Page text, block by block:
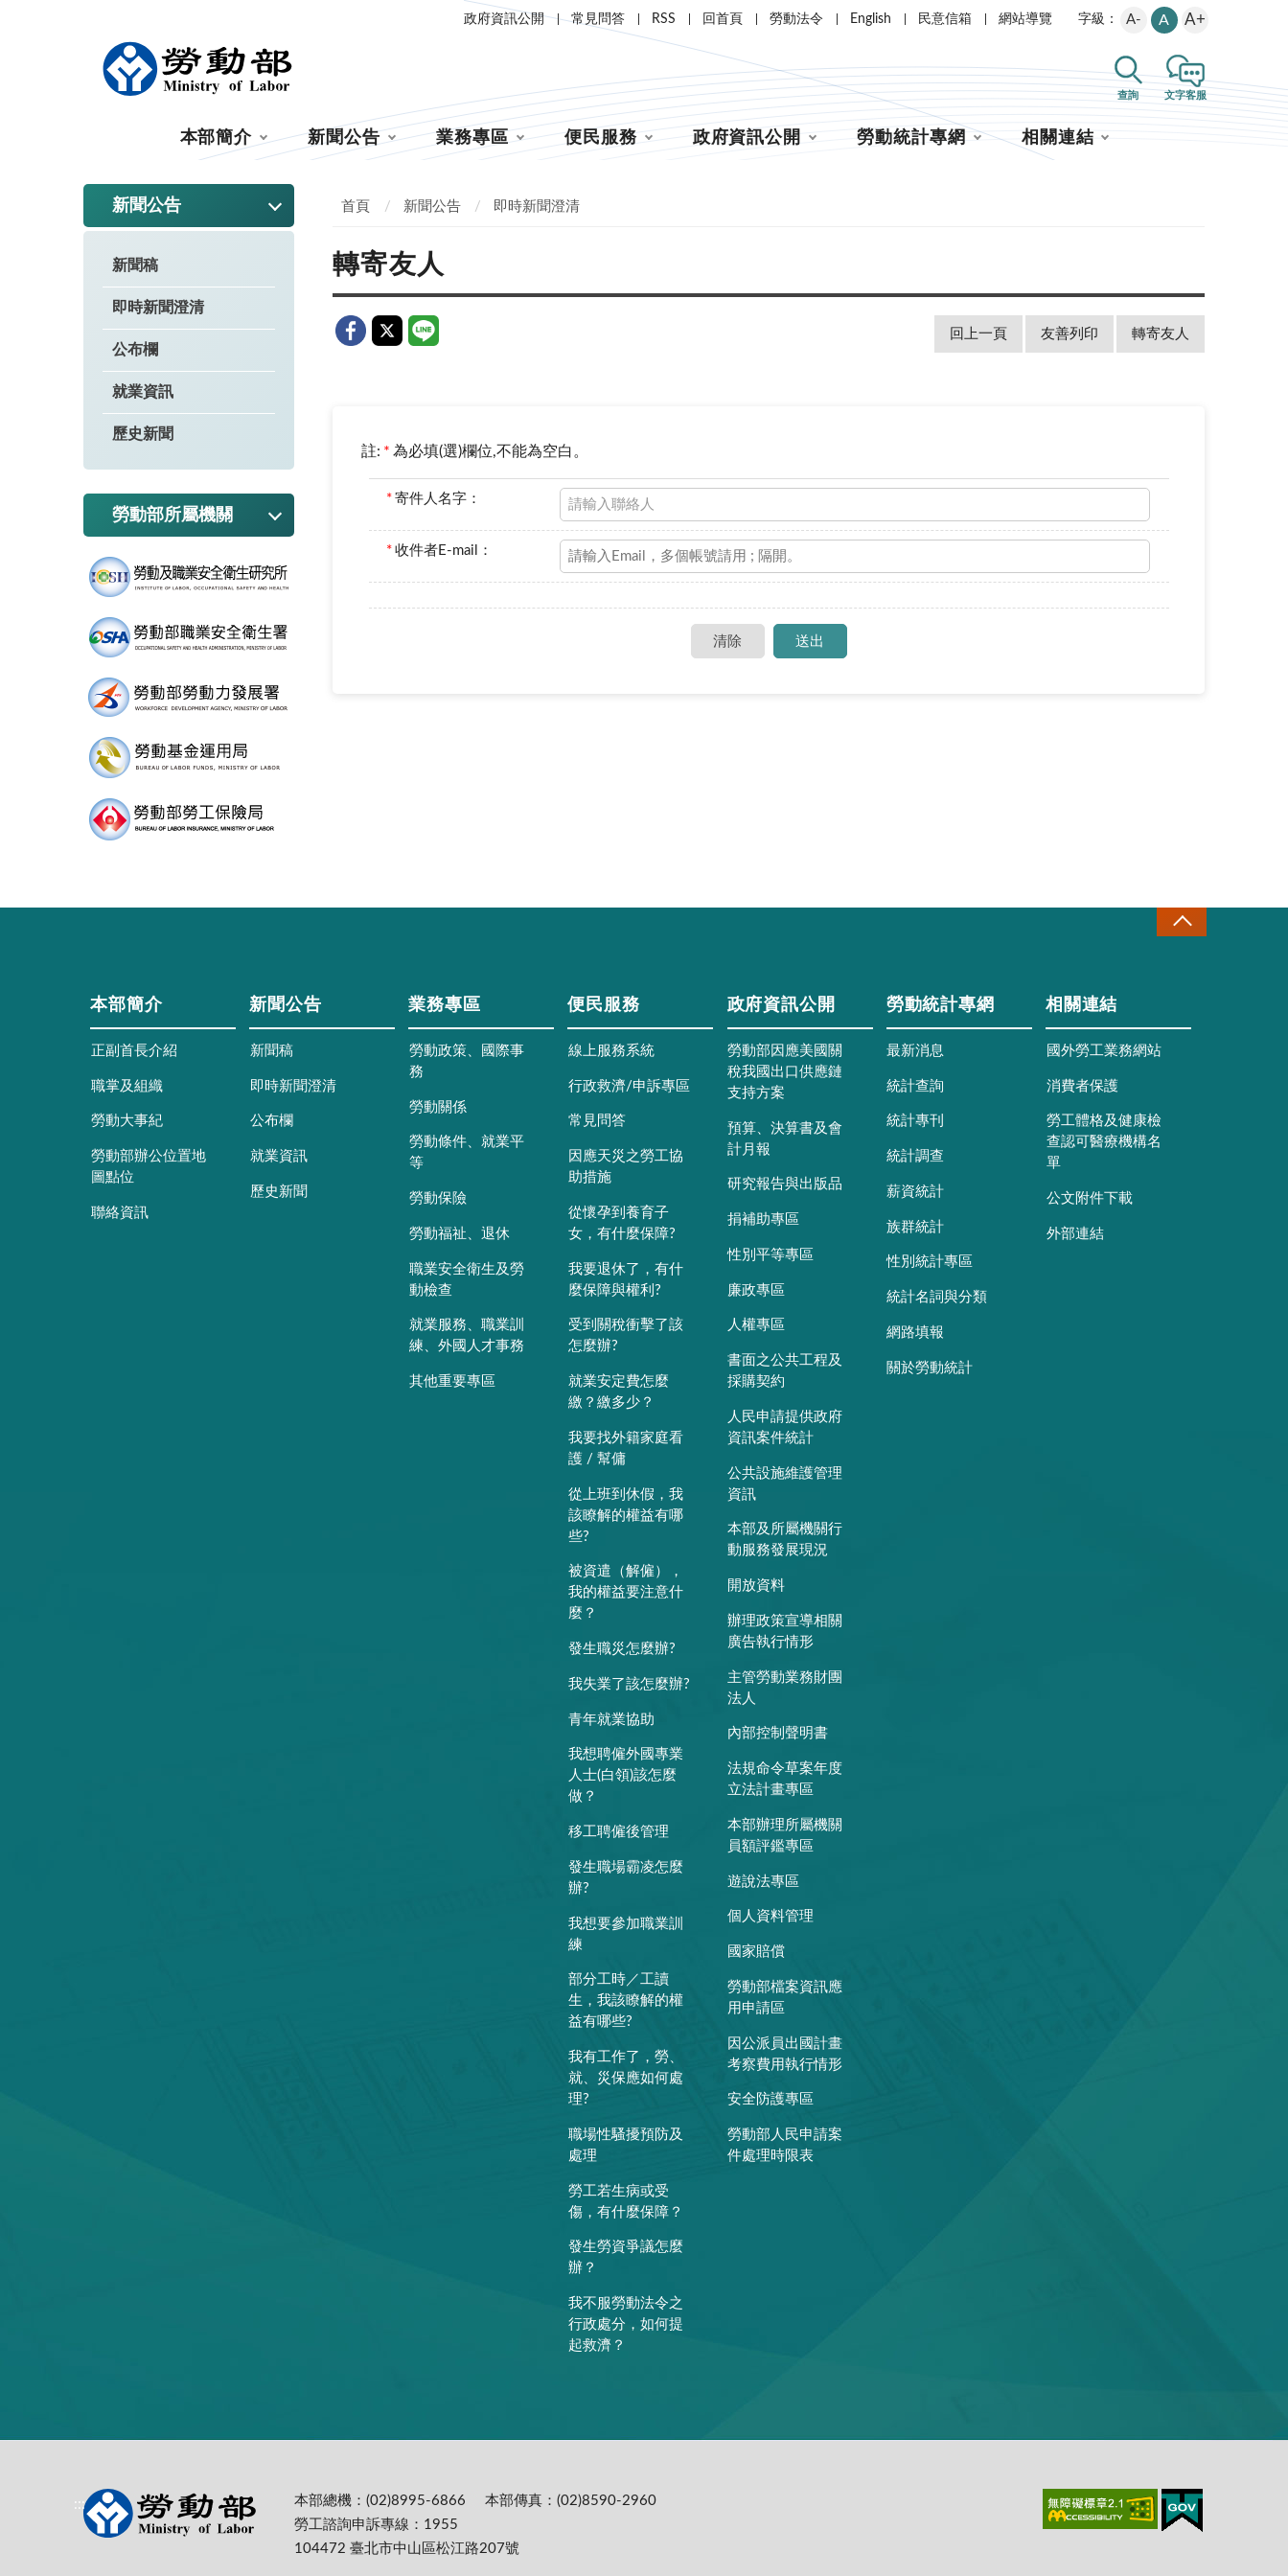
政府資訊公開 常見問答 RSS 回首頁 勞動法令 English 民意信箱 網站導覽 字級： A- A A+
查詢 文字客服
本部簡介 新聞公告 業務專區 便民服務 政府資訊公開 勞動統計專網 相關連結
新聞公告
新聞稿
即時新聞澄清
公布欄
就業資訊
歷史新聞
勞動部所屬機關
首頁 新聞公告 即時新聞澄清
轉寄友人
回上一頁 友善列印 轉寄友人
註: * 為必填(選)欄位,不能為空白。
* 寄件人名字：
* 收件者E-mail：
本部簡介
正副首長介紹
職掌及組織
勞動大事紀
勞動部辦公位置地
圖點位
聯絡資訊
新聞公告
新聞稿
即時新聞澄清
公布欄
就業資訊
歷史新聞
業務專區
勞動政策、國際事
務
勞動關係
勞動條件、就業平
等
勞動保險
勞動福祉、退休
職業安全衛生及勞
動檢查
就業服務、職業訓
練、外國人才事務
其他重要專區
便民服務
線上服務系統
行政救濟/申訴專區
常見問答
因應天災之勞工協
助措施
從懷孕到養育子
女，有什麼保障?
我要退休了，有什
麼保障與權利?
受到關稅衝擊了該
怎麼辦?
就業安定費怎麼
繳？繳多少？
我要找外籍家庭看
護 / 幫傭
從上班到休假，我
該瞭解的權益有哪
些?
被資遣（解僱），
我的權益要注意什
麼？
發生職災怎麼辦?
我失業了該怎麼辦?
青年就業協助
我想聘僱外國專業
人士(白領)該怎麼
做？
移工聘僱後管理
發生職場霸凌怎麼
辦?
我想要參加職業訓
練
部分工時／工讀
生，我該瞭解的權
益有哪些?
我有工作了，勞、
就、災保應如何處
理?
職場性騷擾預防及
處理
勞工若生病或受
傷，有什麼保障？
發生勞資爭議怎麼
辦？
我不服勞動法令之
行政處分，如何提
起救濟？
政府資訊公開
勞動部因應美國關
稅我國出口供應鏈
支持方案
預算、決算書及會
計月報
研究報告與出版品
捐補助專區
性別平等專區
廉政專區
人權專區
書面之公共工程及
採購契約
人民申請提供政府
資訊案件統計
公共設施維護管理
資訊
本部及所屬機關行
動服務發展現況
開放資料
辦理政策宣導相關
廣告執行情形
主管勞動業務財團
法人
內部控制聲明書
法規命令草案年度
立法計畫專區
本部辦理所屬機關
員額評鑑專區
遊說法專區
個人資料管理
國家賠償
勞動部檔案資訊應
用申請區
因公派員出國計畫
考察費用執行情形
安全防護專區
勞動部人民申請案
件處理時限表
勞動統計專網
最新消息
統計查詢
統計專刊
統計調查
薪資統計
族群統計
性別統計專區
統計名詞與分類
網路填報
關於勞動統計
相關連結
國外勞工業務網站
消費者保護
勞工體格及健康檢
查認可醫療機構名
單
公文附件下載
外部連結
::: 本部總機：(02)8995-6866
本部傳真：(02)8590-2960
勞工諮詢申訴專線：1955
104472 臺北市中山區松江路207號